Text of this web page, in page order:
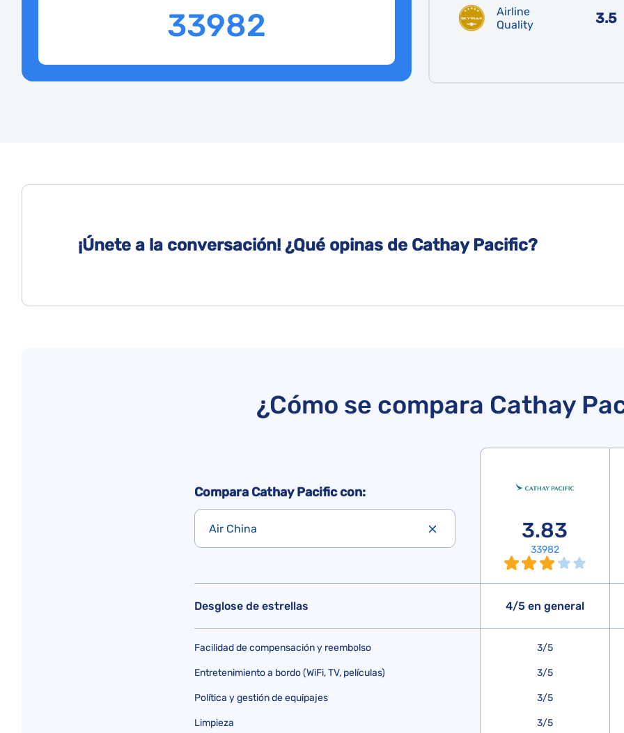
33982
Airline
Quality
3.5
¡Únete a la conversación! ¿Qué opinas de Cathay Pacific?
¿Cómo se compara Cathay
Compara Cathay Pacific con:
Air China
Desglose de estrellas
Facilidad de compensación y reembolso
Entretenimiento a bordo (WiFi, TV, películas)
Política y gestión de equipajes
Limpieza
3.83
33982
4/5 en general
3/5
3/5
3/5
3/5